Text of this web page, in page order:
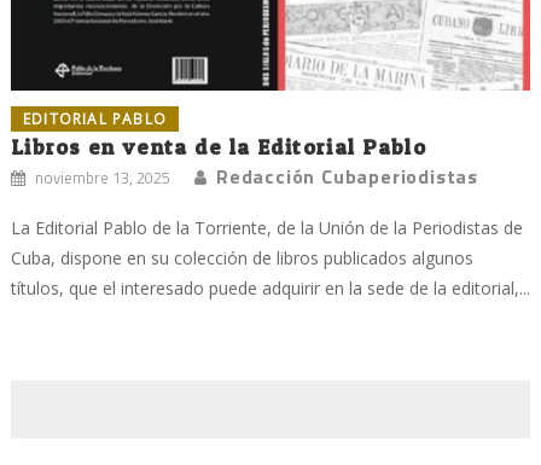
EDITORIAL PABLO
Libros en venta de la Editorial Pablo
noviembre 13, 2025 Redacción Cubaperiodistas
La Editorial Pablo de la Torriente, de la Unión de la Periodistas de
Cuba, dispone en su colección de libros publicados algunos
títulos, que el interesado puede adquirir en la sede de la editorial,...